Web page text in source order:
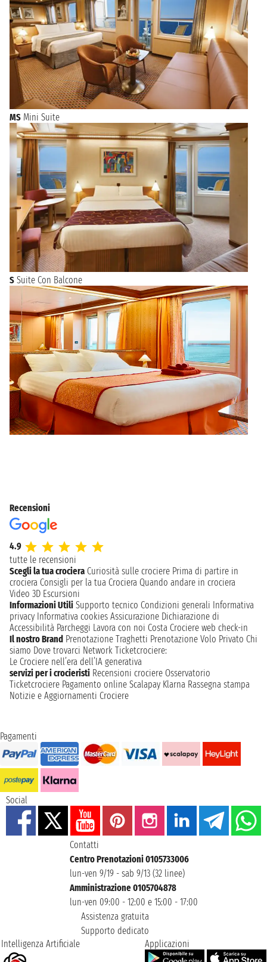
MS Mini Suite
S Suite Con Balcone
Recensioni
4.9
tutte le recensioni
Scegli la tua crociera Curiosità sulle crociere Prima di partire in
crociera Consigli per la tua Crociera Quando andare in crociera
Video 3D Escursioni
Informazioni Utili Supporto tecnico Condizioni generali Informativa
privacy Informativa cookies Assicurazione Dichiarazione di
Accessibilità Parcheggi Lavora con noi Costa Crociere web check-in
Il nostro Brand Prenotazione Traghetti Prenotazione Volo Privato Chi
siamo Dove trovarci Network Ticketcrociere:
Le Crociere nell’era dell’IA generativa
servizi per i crocieristi Recensioni crociere Osservatorio
Ticketcrociere Pagamento online Scalapay Klarna Rassegna stampa
Notizie e Aggiornamenti Crociere
Pagamenti
Social
Contatti
Centro Prenotazioni 0105733006
lun-ven 9/19 - sab 9/13 (32 linee)
Amministrazione 0105704878
lun-ven 09:00 - 12:00 e 15:00 - 17:00
Assistenza gratuita
Supporto dedicato
Intelligenza Artificiale
Applicazioni